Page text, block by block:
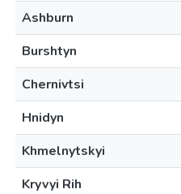
Ashburn
Burshtyn
Chernivtsi
Hnidyn
Khmelnytskyi
Kryvyi Rih